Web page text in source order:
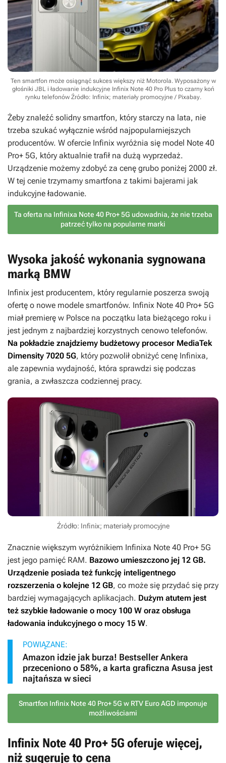
Ten smartfon może osiągnąć sukces większy niż Motorola. Wyposażony w
głośniki JBL i ładowanie indukcyjne Infinix Note 40 Pro Plus to czarny koń
rynku telefonów Źródło: Infinix; materiały promocyjne / Pixabay.
Żeby znaleźć solidny smartfon, który starczy na lata, nie
trzeba szukać wyłącznie wśród najpopularniejszych
producentów. W ofercie Infinix wyróżnia się model Note 40
Pro+ 5G, który aktualnie trafił na dużą wyprzedaż.
Urządzenie możemy zdobyć za cenę grubo poniżej 2000 zł.
W tej cenie trzymamy smartfona z takimi bajerami jak
indukcyjne ładowanie.
Ta oferta na Infinixa Note 40 Pro+ 5G udowadnia, że nie trzeba
patrzeć tylko na popularne marki
Wysoka jakość wykonania sygnowana
marką BMW
Infinix jest producentem, który regularnie poszerza swoją
ofertę o nowe modele smartfonów. Infinix Note 40 Pro+ 5G
miał premierę w Polsce na początku lata bieżącego roku i
jest jednym z najbardziej korzystnych cenowo telefonów.
Na pokładzie znajdziemy budżetowy procesor MediaTek
Dimensity 7020 5G, który pozwolił obniżyć cenę Infinixa,
ale zapewnia wydajność, która sprawdzi się podczas
grania, a zwłaszcza codziennej pracy.
Źródło: Infinix; materiały promocyjne
Znacznie większym wyróżnikiem Infinixa Note 40 Pro+ 5G
jest jego pamięć RAM. Bazowo umieszczono jej 12 GB.
Urządzenie posiada też funkcję inteligentnego
rozszerzenia o kolejne 12 GB, co może się przydać się przy
bardziej wymagających aplikacjach. Dużym atutem jest
też szybkie ładowanie o mocy 100 W oraz obsługa
ładowania indukcyjnego o mocy 15 W.
POWIĄZANE:
Amazon idzie jak burza! Bestseller Ankera
przeceniono o 58%, a karta graficzna Asusa jest
najtańsza w sieci
Smartfon Infinix Note 40 Pro+ 5G w RTV Euro AGD imponuje
możliwościami
Infinix Note 40 Pro+ 5G oferuje więcej,
niż sugeruje to cena